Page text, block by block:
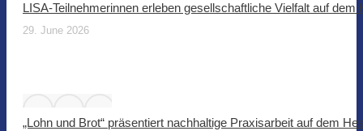
LISA-Teilnehmerinnen erleben gesellschaftliche Vielfalt auf dem
29. June 2026
„Lohn und Brot“ präsentiert nachhaltige Praxisarbeit auf dem